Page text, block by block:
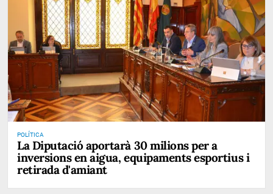
POLÍTICA
La Diputació aportarà 30 milions per a
inversions en aigua, equipaments esportius i
retirada d'amiant